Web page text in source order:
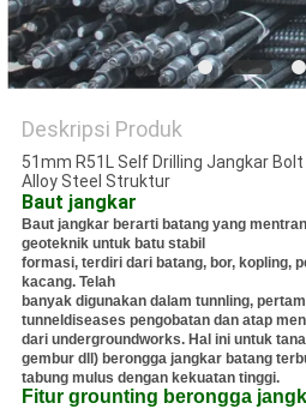
Deskripsi Produk
51mm R51L Self Drilling Jangkar
Alloy Steel Struktur
Baut jangkar
Baut jangkar berarti batang yang
geoteknik untuk batu stabil
formasi, terdiri dari batang, bor, kopling,
kacang. Telah
banyak digunakan dalam tunnling,
tunneldiseases pengobatan dan atap
dari undergroundworks. Hal ini untuk
gembur dll) berongga jangkar batang
tabung mulus dengan kekuatan tinggi.
Fitur grounting berongga